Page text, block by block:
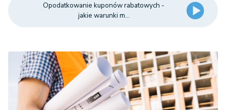
Opodatkowanie kuponów rabatowych -
jakie warunki m...